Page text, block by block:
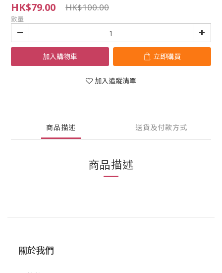
HK$79.00 HK$100.00
數量
加入購物車 立即購買
加入追蹤清單
商品描述 送貨及付款方式
商品描述
關於我們